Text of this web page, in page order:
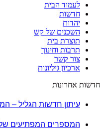
לעמוד הבית
חדשות
יהדות
השכנים של קש
תוצרת בית
תרבות וחינוך
צור קשר
ארכיון גיליונות
חדשות אחרונות
עיתון חדשות הגליל –
המספרים המפתיעים של קריית שמונה: למה